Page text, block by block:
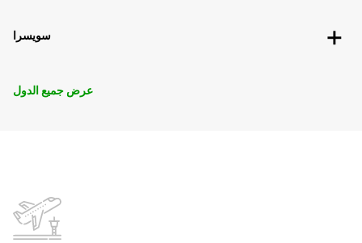
سويسرا
عرض جميع الدول